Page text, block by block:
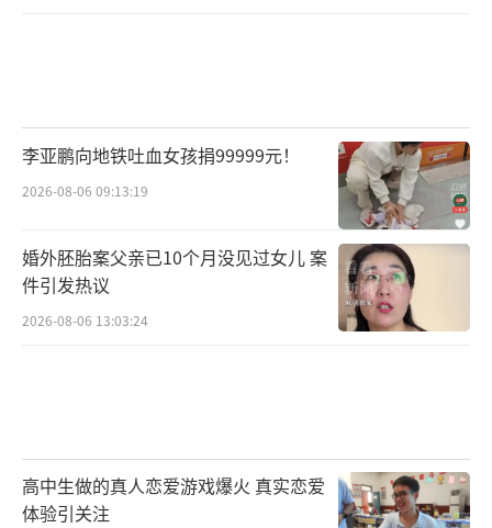
李亚鹏向地铁吐血女孩捐99999元！
2026-08-06 09:13:19
婚外胚胎案父亲已10个月没见过女儿 案
件引发热议
2026-08-06 13:03:24
高中生做的真人恋爱游戏爆火 真实恋爱
体验引关注